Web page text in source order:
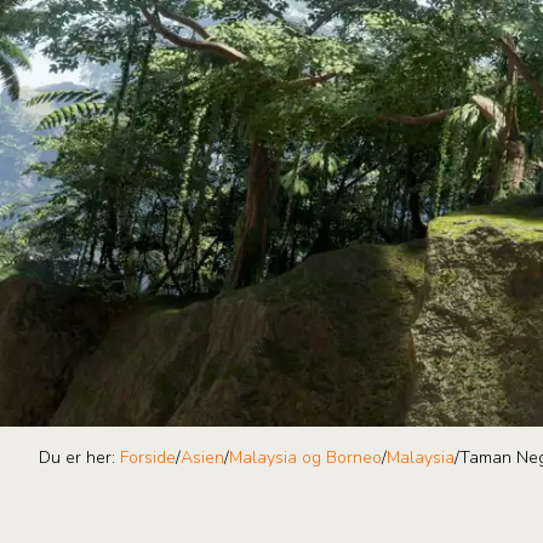
Du er her: Forside/Asien/Malaysia og Borneo/Malaysia/Taman